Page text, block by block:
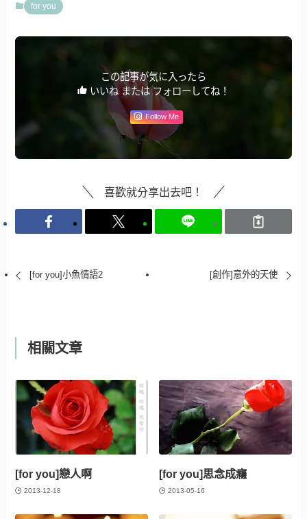
for you
この記事が気に入ったら
いいね または フォローしてね！
Follow Me
喜歡就分享出去吧！
[for you]小魚情語2 [創作]意外的天使
相關文章
[for you]戀人啊
2013-12-18
[for you]思念成癮
2013-05-16